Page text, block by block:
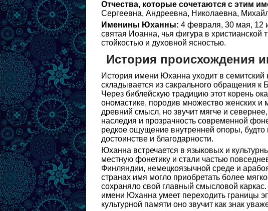
Отчества, которые сочетаются с этим
Сергеевна, Андреевна, Николаевна,
Именины Юханны: 4 февраля, 30 мая, 12
святая Иоанна, чья фигура в христианской
стойкостью и духовной ясностью.
История происхождения
История имени Юханна уходит в семитский
складывается из сакрального обращения
Через библейскую традицию этот корень
ономастике, породив множество женских
древний смысл, но звучит мягче и
наследия и прозрачность современной
редкое ощущение внутренней опоры,
достоинстве и благодарности.
Юханна встречается в языковых и
местную фонетику и стали частью
Финляндии, немецкоязычной среде и
странах имя могло приобретать более
сохраняло свой главный смысловой
имени Юханна умеет переходить границы
культурной памяти оно звучит как знак